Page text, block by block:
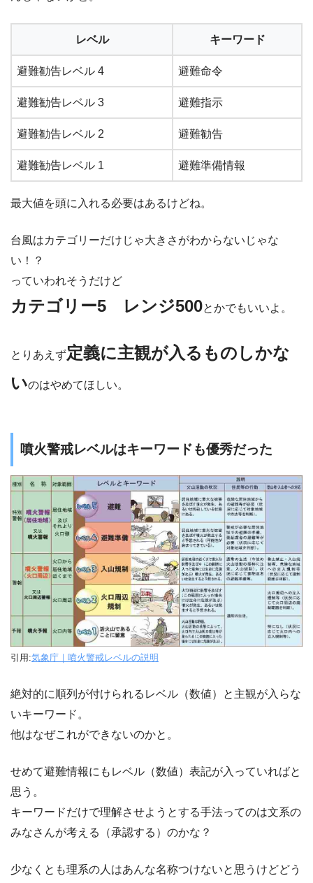
レベル キーワード
避難勧告レベル 4 避難命令
避難勧告レベル 3 避難指示
避難勧告レベル 2 避難勧告
避難勧告レベル 1 避難準備情報
最大値を頭に入れる必要はあるけどね。
台風はカテゴリーだけじゃ大きさがわからないじゃな
い！？
っていわれそうだけど
カテゴリー5 レンジ500とかでもいいよ。
とりあえず定義に主観が入るものしかな
いのはやめてほしい。
噴火警戒レベルはキーワードも優秀だった
引用:気象庁｜噴火警戒レベルの説明
絶対的に順列が付けられるレベル（数値）と主観が入らな
いキーワード。
他はなぜこれができないのかと。
せめて避難情報にもレベル（数値）表記が入っていればと
思う。
キーワードだけで理解させようとする手法ってのは文系の
みなさんが考える（承認する）のかな？
少なくとも理系の人はあんな名称つけないと思うけどどう